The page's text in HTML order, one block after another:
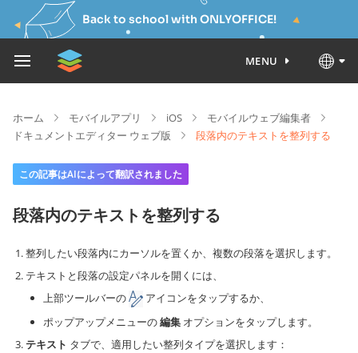
Back to school with ONLYOFFICE!
MENU
ホーム モバイルアプリ iOS
モバイルウェブ編集者
ドキュメントエディター ウェブ版
段落内のテキストを整列する
この記事はAIによって翻訳されました
段落内のテキストを整列する
整列したい段落内にカーソルを置くか、複数の段落を選択します。
テキストと段落の設定パネルを開くには、
上部ツールバーの
アイコンをタップするか、
ポップアップメニューの編集 オプションをタップします。
テキスト タブで、適用したい整列タイプを選択します：